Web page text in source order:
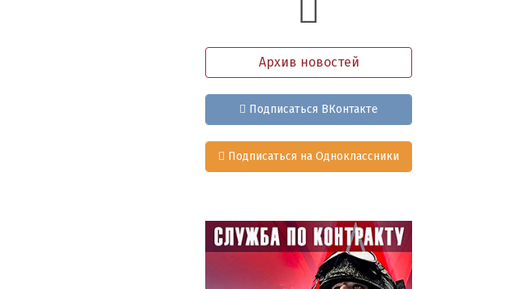
Архив новостей
Подписаться ВКонтакте
Подписаться на Одноклассники